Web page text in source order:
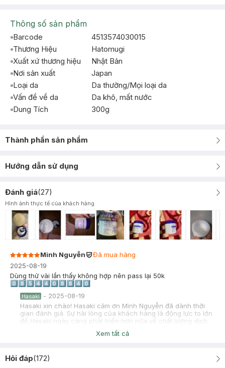
Thông số sản phẩm
Barcode
4513574030015
Thương Hiệu
Hatomugi
Xuất xứ thương hiệu
Nhật Bản
Nơi sản xuất
Japan
Loại da
Da thường/Mọi loại da
Vấn đề về da
Da khô, mất nước
Dung Tích
300g
Thành phần sản phẩm
Hướng dẫn sử dụng
Đánh giá(27)
Hình ảnh thực tế của khách hàng
Minh Nguyễn
Đã mua hàng
2025-08-19
Dùng thử vài lần thấy không hợp nên pass lại 50k
0⃣8⃣5⃣4⃣4⃣0⃣8⃣8⃣4⃣0⃣
Hasaki - 2025-08-19
Hasaki xin chào! Hasaki cảm ơn Minh Nguyễn đã dành thời
gian đánh giá. Sự hài lòng của khách hàng là động lực to lớn
để Hasaki ngày càng phát triển hơn nữa về chất lượng dịch
vụ. Cảm ơn bạn đã tin tưởng và mua sắm tại Hasaki!
2025-01-07
Xem tất cả
Hỏi đáp(172)